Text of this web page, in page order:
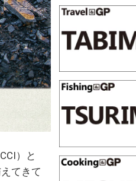
）と
てきて